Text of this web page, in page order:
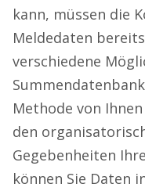
kann, müssen die
Meldedaten
verschiedene
Methode von
den
Gegebenheiten
können Sie Daten